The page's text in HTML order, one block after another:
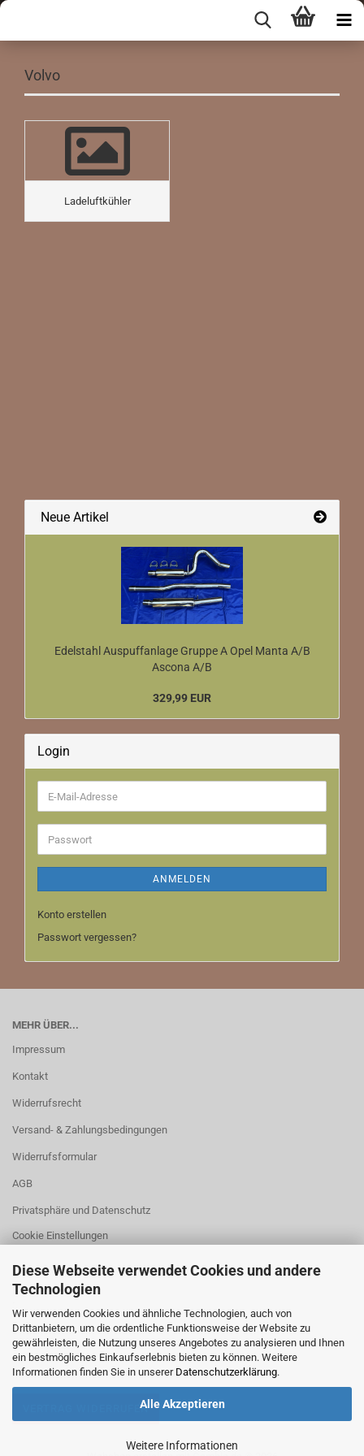
Diese Webseite verwendet Cookies und andere
Technologien
Wir verwenden Cookies und ähnliche Technologien, auch von
Drittanbietern, um die ordentliche Funktionsweise der Website zu
gewährleisten, die Nutzung unseres Angebotes zu analysieren und Ihnen
ein bestmögliches Einkaufserlebnis bieten zu können. Weitere
Informationen finden Sie in unserer Datenschutzerklärung.
Alle Akzeptieren
Weitere Informationen
Volvo
Ladeluftkühler
Neue Artikel
Edelstahl Auspuffanlage Gruppe A Opel Manta A/B
Ascona A/B
329,99 EUR
Login
E-
Mail-
Adresse
Passwort
ANMELDEN
Konto erstellen
Passwort vergessen?
MEHR ÜBER...
Impressum
Kontakt
Widerrufsrecht
Versand- & Zahlungsbedingungen
Widerrufsformular
AGB
Privatsphäre und Datenschutz
Cookie Einstellungen
VERTRAG WIDERRUFEN